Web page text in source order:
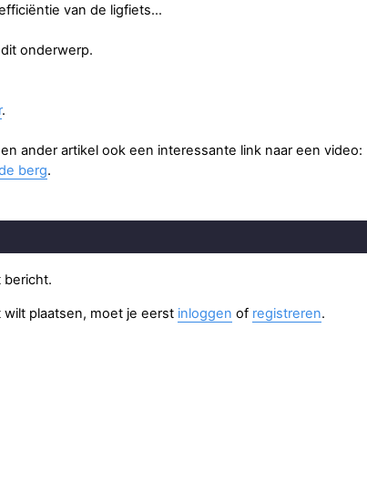
van de ligfiets…
onderwerp.
.
ander artikel ook een interessante link naar een video:
berg.
bericht.
plaatsen, moet je eerst inloggen of registreren.